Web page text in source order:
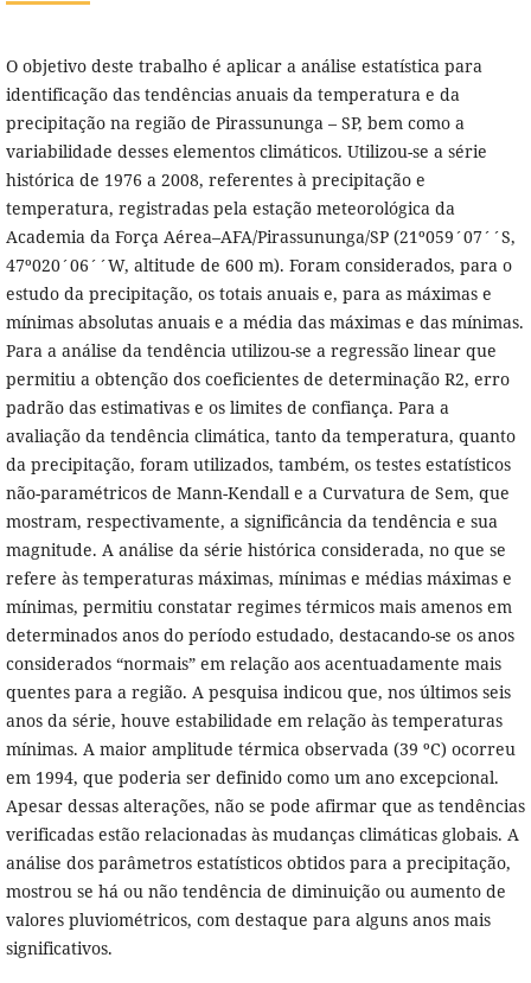
O objetivo deste trabalho é aplicar a análise estatística para
identificação das tendências anuais da temperatura e da
precipitação na região de Pirassununga – SP, bem como a
variabilidade desses elementos climáticos. Utilizou-se a série
histórica de 1976 a 2008, referentes à precipitação e
temperatura, registradas pela estação meteorológica da
Academia da Força Aérea–AFA/Pirassununga/SP (21º059´07´´S,
47º020´06´´W, altitude de 600 m). Foram considerados, para o
estudo da precipitação, os totais anuais e, para as máximas e
mínimas absolutas anuais e a média das máximas e das mínimas.
Para a análise da tendência utilizou-se a regressão linear que
permitiu a obtenção dos coeficientes de determinação R2, erro
padrão das estimativas e os limites de confiança. Para a
avaliação da tendência climática, tanto da temperatura, quanto
da precipitação, foram utilizados, também, os testes estatísticos
não-paramétricos de Mann-Kendall e a Curvatura de Sem, que
mostram, respectivamente, a significância da tendência e sua
magnitude. A análise da série histórica considerada, no que se
refere às temperaturas máximas, mínimas e médias máximas e
mínimas, permitiu constatar regimes térmicos mais amenos em
determinados anos do período estudado, destacando-se os anos
considerados “normais” em relação aos acentuadamente mais
quentes para a região. A pesquisa indicou que, nos últimos seis
anos da série, houve estabilidade em relação às temperaturas
mínimas. A maior amplitude térmica observada (39 ºC) ocorreu
em 1994, que poderia ser definido como um ano excepcional.
Apesar dessas alterações, não se pode afirmar que as tendências
verificadas estão relacionadas às mudanças climáticas globais. A
análise dos parâmetros estatísticos obtidos para a precipitação,
mostrou se há ou não tendência de diminuição ou aumento de
valores pluviométricos, com destaque para alguns anos mais
significativos.